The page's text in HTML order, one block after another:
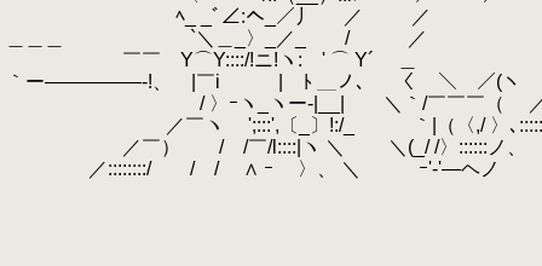
ﾍ_ _ﾞ∠:へ_／丿 ／ ／
＿＿＿ `＼＿_〉_／_ / ／
￣￣ Y⌒Y::::/!ニ!ヽ:ゝ' ⌒ Y´ ＿
｀ー―――――‐!、 |￣i | ﾄ ＿ノ、 〈 ＼ ／(ヽ
/ 〉ｰヽ_ヽー‐|__| ＼｀/￣￣￣（
／￣ヽ ';:::',〔_〕!:/_ ｀|（〈,/ 〉､
／￣） / /￣/l::::|ヽ ＼ ＼(_/ /〉::::::ノ、
／::::::::/ / / ∧ ｰ 〉、 ＼ ｰ'-'―ヘノ